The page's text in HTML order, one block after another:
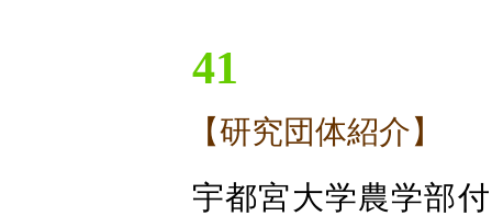
41
【研究団体紹介】
宇都宮大学農学部